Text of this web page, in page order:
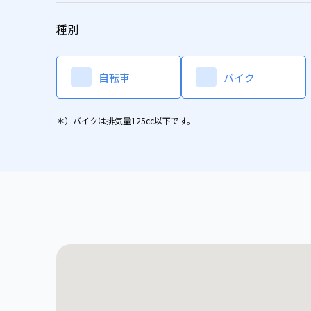
種別
自転車 バイク
＊）バイクは排気量125cc以下です。